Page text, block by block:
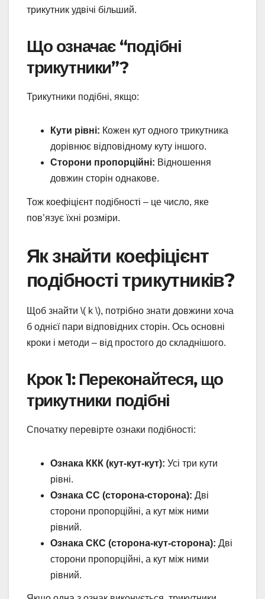
трикутник удвічі більший.
Що означає “подібні
трикутники”?
Трикутники подібні, якщо:
Кути рівні: Кожен кут одного трикутника
дорівнює відповідному куту іншого.
Сторони пропорційні: Відношення
довжин сторін однакове.
Тож коефіцієнт подібності – це число, яке
пов’язує їхні розміри.
Як знайти коефіцієнт
подібності трикутників?
Щоб знайти \( k \), потрібно знати довжини хоча
б однієї пари відповідних сторін. Ось основні
кроки і методи – від простого до складнішого.
Крок 1: Переконайтеся, що
трикутники подібні
Спочатку перевірте ознаки подібності:
Ознака ККК (кут-кут-кут): Усі три кути
рівні.
Ознака СС (сторона-сторона): Дві
сторони пропорційні, а кут між ними
рівний.
Ознака СКС (сторона-кут-сторона): Дві
сторони пропорційні, а кут між ними
рівний.